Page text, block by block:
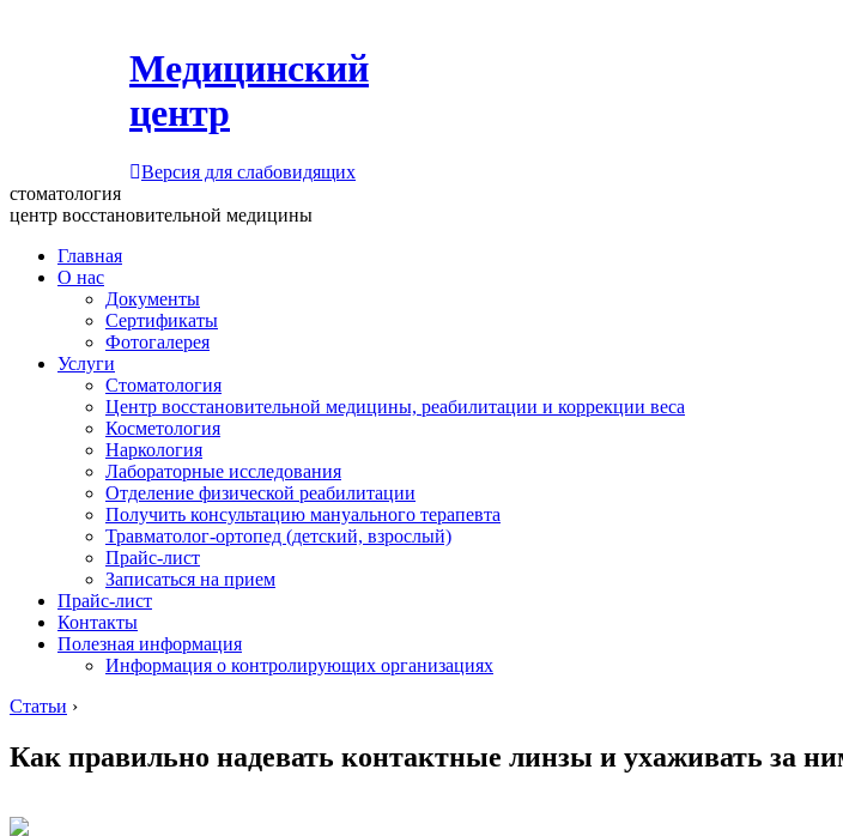
Медицинский
центр
Версия для слабовидящих
стоматология
центр восстановительной медицины
Главная
О нас
Документы
Сертификаты
Фотогалерея
Услуги
Стоматология
Центр восстановительной медицины, реабилитации и коррекции веса
Косметология
Наркология
Лабораторные исследования
Отделение физической реабилитации
Получить консультацию мануального терапевта
Травматолог-ортопед (детский, взрослый)
Прайс-лист
Записаться на прием
Прайс-лист
Контакты
Полезная информация
Информация о контролирующих организациях
Статьи ›
Как правильно надевать контактные линзы и ухаживать за